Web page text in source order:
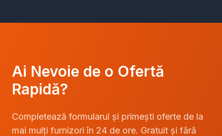
Ai Nevoie de o Ofertă
Rapidă?
Completează formularul și primești oferte de la
mai mulți furnizori în 24 de ore. Gratuit și fără